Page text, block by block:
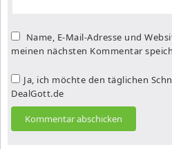
Name, E-Mail-Adresse und
meinen nächsten Kommentar
Ja, ich möchte den täglichen
DealGott.de